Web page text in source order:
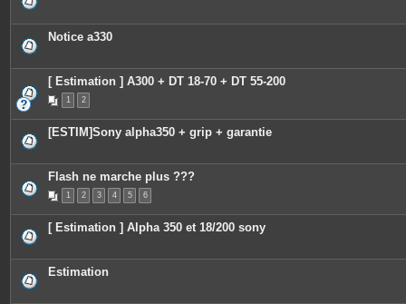
è
j
o
i
e
s
Notice a330
[ Estimation ] A300 + DT 18-70 + DT 55-200
1 2
[ESTIM]Sony alpha350 + grip + garantie
Flash ne marche plus ???
1 2 3 4 5 6
[ Estimation ] Alpha 350 et 18/200 sony
Estimation